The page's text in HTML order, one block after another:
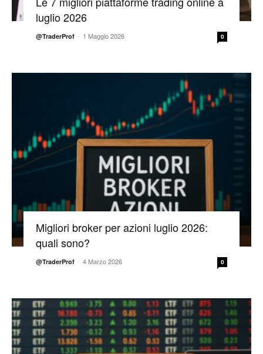
luglio 2026
@TraderProf - 1 Maggio 2026 0
Migliori broker per azioni luglio 2026:
quali sono?
@TraderProf - 4 Marzo 2026 0